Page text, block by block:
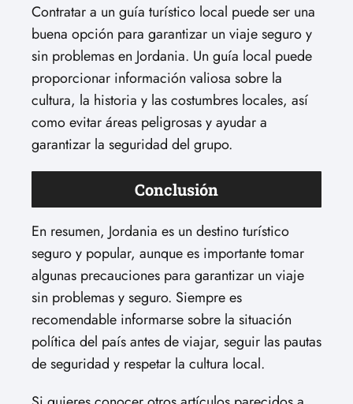
Contratar a un guía turístico local puede ser una
buena opción para garantizar un viaje seguro y
sin problemas en Jordania. Un guía local puede
proporcionar información valiosa sobre la
cultura, la historia y las costumbres locales, así
como evitar áreas peligrosas y ayudar a
garantizar la seguridad del grupo.
Conclusión
En resumen, Jordania es un destino turístico
seguro y popular, aunque es importante tomar
algunas precauciones para garantizar un viaje
sin problemas y seguro. Siempre es
recomendable informarse sobre la situación
política del país antes de viajar, seguir las pautas
de seguridad y respetar la cultura local.